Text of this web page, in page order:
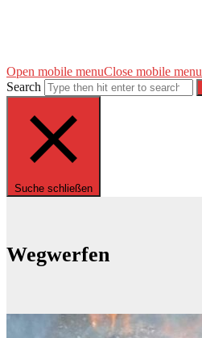
Open mobile menuClose mobile menu
Search
Suche schließen
Wegwerfen